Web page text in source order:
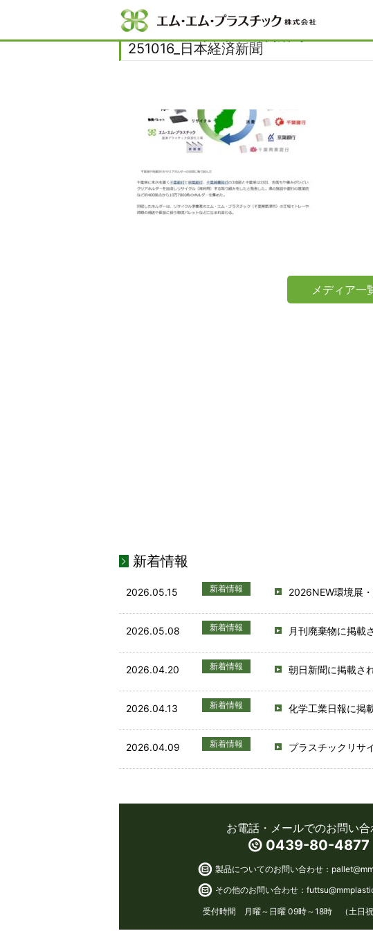
251016_日本経済新聞
Home 新着情報 日本経済新聞に掲載されました！
251016_日本経済新聞
メディア一
新着情報
2026.05.15 新着情報 2026NEW環境展
2026.05.08 新着情報 月刊廃棄物に掲載
2026.04.20 新着情報 朝日新聞に掲載さ
2026.04.13 新着情報 化学工業日報に掲
2026.04.09 新着情報 プラスチックリサ
お電話・メールでのお問い合
0439-80-4877
製品についてのお問い合わせ：
その他のお問い合わせ：
受付時間 月曜～日曜 09時～18時 （土日祝